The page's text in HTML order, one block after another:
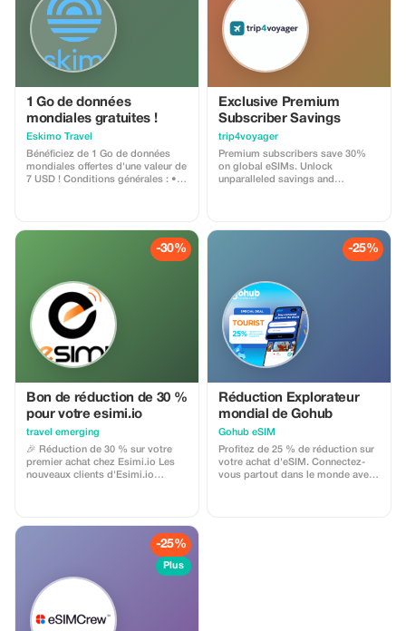
1 Go de données
mondiales gratuites !
Eskimo Travel
Bénéficiez de 1 Go de données
mondiales offertes d'une valeur de
7 USD ! Conditions générales : •
Exclusive Premium
Subscriber Savings
trip4voyager
Premium subscribers save 30%
on global eSIMs. Unlock
unparalleled savings and
-30%
Bon de réduction de 30 %
pour votre esimi.io
travel emerging
🎉 Réduction de 30 % sur votre
premier achat chez Esimi.io Les
nouveaux clients d'Esimi.io
bienvenue. Cette réduction
paiement et est valable pour tous
les forfaits de données
disponibles sans exigence d'achat
minimum. La réduction de 15 %
sur le premier achat permet aux
voyageurs : D'essayer Esimi.io à
-25%
Réduction Explorateur
mondial de Gohub
Gohub eSIM
Profitez de 25 % de réduction sur
votre achat d'eSIM. Connectez-
vous partout dans le monde avec
-25%
Plus